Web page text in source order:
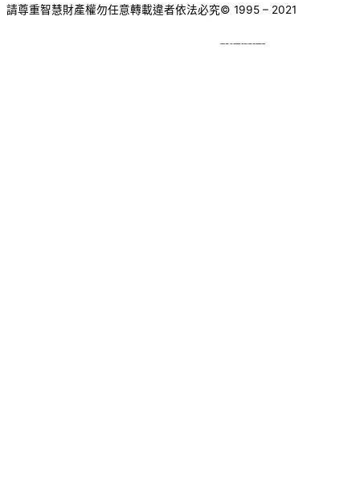
請尊重智慧財產權勿任意轉載違者依法必究© 1995 – 2021